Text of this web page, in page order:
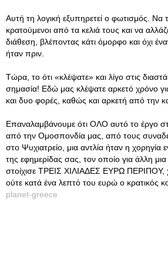
Αυτή τη λογική εξυπηρετεί ο φωτισμός. Να
κρατούμενοι από τα κελιά τους και να
διάθεση, βλέποντας κάτι όμορφο και όχι
ήταν πριν.
Τώρα, το ότι «κλέψατε» και λίγο στις
σημασία! Εδώ μας κλέψατε αρκετό χρόνο
και δυο φορές, καθώς και αρκετή από την
Επαναλαμβάνουμε ότι ΟΛΟ αυτό το έργο
από την Ομοσπονδία μας, από τους
στο Ψυχιατρείο, μια αντλία ήταν η χορηγία
της εφημερίδας σας, τον οποίο για άλλη
στοίχισε ΤΡΕΙΣ ΧΙΛΙΑΔΕΣ ΕΥΡΩ ΠΕΡΙΠΟΥ,
ούτε κατά ένα λεπτό του ευρώ ο κρατικός
planet-greece